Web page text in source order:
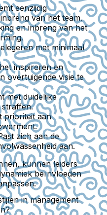
eenzijdig
van het team.
en inbreng van het
met minimaal
inspireren en
overtuigende visie te
met duidelijke
prioriteit aan
zich aan de
aan.
kunnen leiders
beïnvloeden
in management